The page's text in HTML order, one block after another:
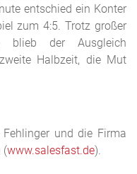
entschied ein Konter
zum 4:5. Trotz großer
blieb der Ausgleich
Halbzeit, die Mut
und die Firma
(www.salesfast.de⁠).